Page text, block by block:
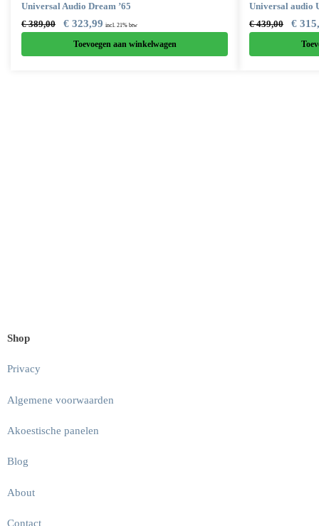
Universal Audio Dream ’65
€389,00 € 323,99 incl. 21% btw
Toevoegen aan winkelwagen
Universal audio
€439,00 €
Shop
Privacy
Algemene voorwaarden
Akoestische panelen
Blog
About
Contact